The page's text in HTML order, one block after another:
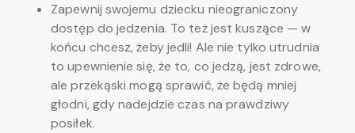
Zapewnij swojemu dziecku nieograniczony
dostęp do jedzenia. To też jest kuszące — w
końcu chcesz, żeby jedli! Ale nie tylko utrudnia
to upewnienie się, że to, co jedzą, jest zdrowe,
ale przekąski mogą sprawić, że będą mniej
głodni, gdy nadejdzie czas na prawdziwy
posiłek.